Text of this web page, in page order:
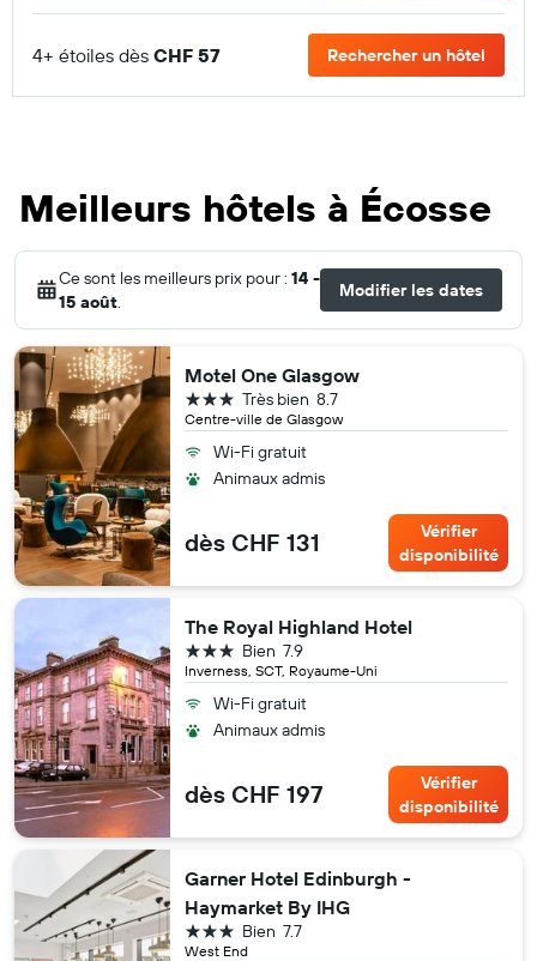
4+ étoiles dès CHF 57 Rechercher un hôtel
Meilleurs hôtels à Écosse
Ce sont les meilleurs prix pour : 14 -
15 août.
Modifier les dates
Motel One Glasgow
Centre-ville de Glasgow
8.7
Très bien
3 étoiles
Wi-Fi gratuit
Animaux admis
dès CHF 131
Vérifier
disponibilité
The Royal Highland Hotel
Inverness, SCT, Royaume-Uni
7.9
Bien
3 étoiles
Wi-Fi gratuit
Animaux admis
dès CHF 197
Vérifier
disponibilité
Garner Hotel Edinburgh -
Haymarket By IHG
West End
7.7
Bien
3 étoiles